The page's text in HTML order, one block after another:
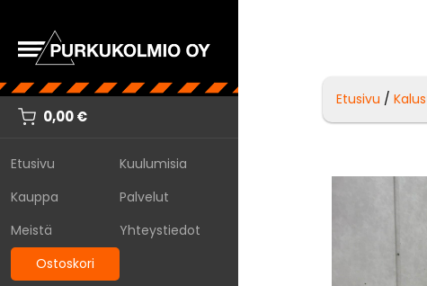
0,00€
Etusivu
Kuulumisia
Kauppa
Palvelut
Meistä
Yhteystiedot
Ostoskori
Etusivu /